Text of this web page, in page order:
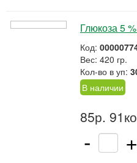
Глюкоза 5
Код:
Вес: 420 гр.
Кол-во в уп:
В наличии
85р.
- +